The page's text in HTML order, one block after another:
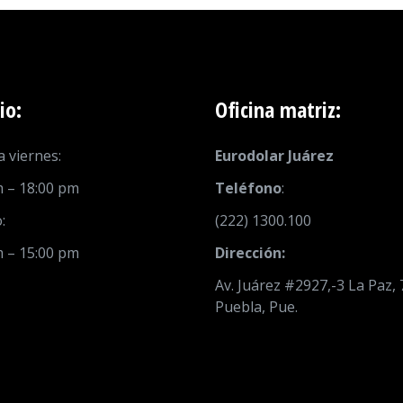
viernes:
– 18:00 pm
– 15:00 pm
Oficina matriz:
Eurodolar Juárez
Teléfono:
(222) 1300.100
Dirección:
Av. Juárez #2927,-3 La Paz,
Puebla, Pue.